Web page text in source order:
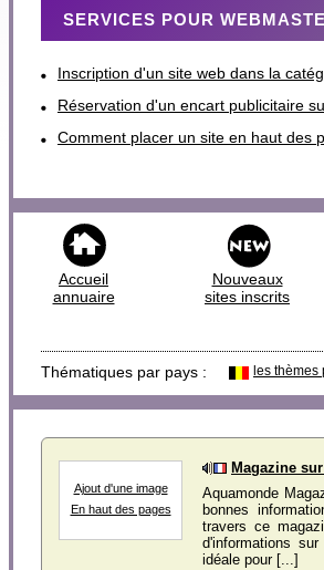
SERVICES POUR
Inscription d'un site web dans la
Réservation d'un encart publicitaire
Comment placer un site en haut des
Accueil
annuaire
Nouveaux
sites inscrits
Thématiques par pays : les
Ajout d'une image
En haut des pages
Magazine
Aquamonde
bonnes
travers ce
d'informations
idéale pour [...]